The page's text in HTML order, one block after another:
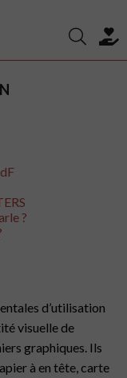
?
d’utilisation
visuelle de
graphiques. Ils
à en tête, carte